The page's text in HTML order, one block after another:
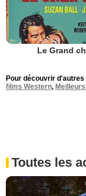
Le Grand
Pour découvrir d'autres
films Western,
Toutes les